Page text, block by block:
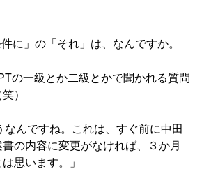
に」の「それ」は、なんですか。
の一級とか二級とかで聞かれる質問
）
なんですね。これは、すぐ前に中田
の内容に変更がなければ、３か月
思います。」